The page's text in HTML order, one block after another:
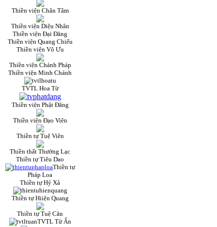
Thiền viện Chân Tâm
Thiền viện Diệu Nhân
Thiền viện Đại Đăng
Thiền viện Quang Chiếu
Thiền viện Vô Ưu
Thiền viện Chánh Pháp
Thiền viện Minh Chánh
TVTL Hoa Từ
Thiền viện Phật Đăng
Thiền viện Đạo Viên
Thiền tự Tuệ Viên
Thiền thất Thường Lạc
Thiền tự Tiêu Dao
Thiền tự
Pháp Loa
Thiền tự Hỷ Xả
Thiền tự Hiiện Quang
Thiền tự Tuệ Căn
TVTL Từ Ấn